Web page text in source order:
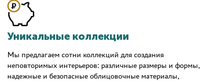
Уникальные коллекции
Мы предлагаем сотни коллекций для создания
неповторимых интерьеров: различные размеры и формы,
надежные и безопасные облицовочные материалы,